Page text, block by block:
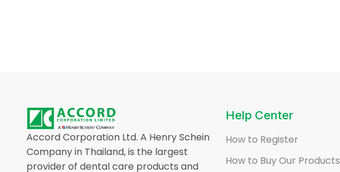
Accord Corporation Ltd. A Henry Schein
Company in Thailand, is the largest
provider of dental care products and
Help Center
How to Register
How to Buy Our Products